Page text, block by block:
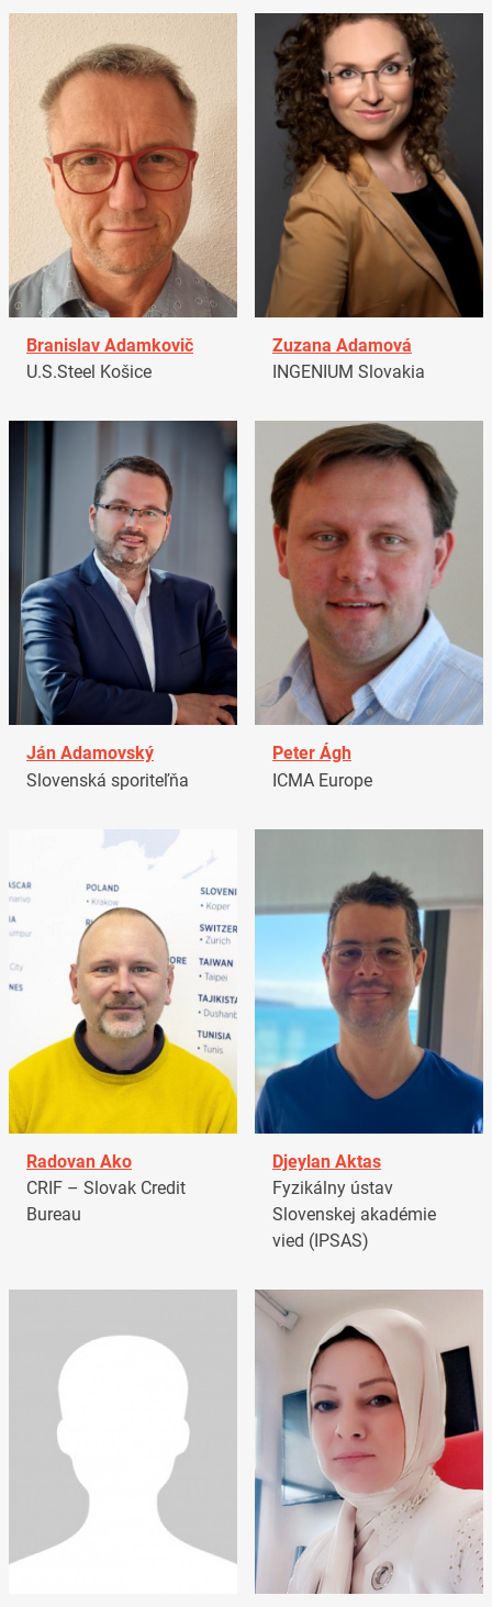
Branislav Adamkovič
U.S.Steel Košice
Zuzana Adamová
INGENIUM Slovakia
Ján Adamovský
Slovenská sporiteľňa
Peter Ágh
ICMA Europe
Radovan Ako
CRIF – Slovak Credit
Bureau
Djeylan Aktas
Fyzikálny ústav
Slovenskej akadémie
vied (IPSAS)